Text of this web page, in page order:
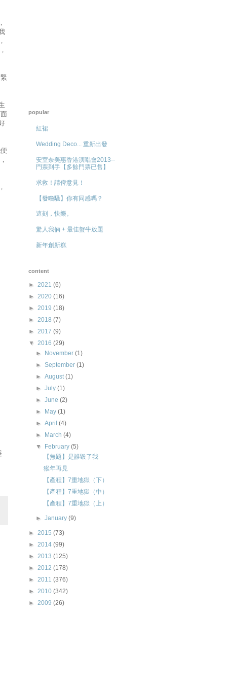
popular
紅裙
Wedding Deco... 重新出發
安室奈美惠香港演唱會2013--
門票到手【多餘門票已售】
求救！請俾意見！
【發嚕騷】你有同感嗎？
這刻，快樂。
驚人我倆 + 最佳蟹牛放題
新年創新糕
content
► 2021 (6)
► 2020 (16)
► 2019 (18)
► 2018 (7)
► 2017 (9)
▼ 2016 (29)
►
November(1)
►September(1)
►August(1)
►July(1)
►June(2)
►
May(1)
►April(4)
►
March(4)
▼
February(5)
【無題】是誰毀了我
猴年再見
【產程】7重地獄（下）
【產程】7重地獄（中）
【產程】7重地獄（上）
►January(9)
► 2015 (73)
► 2014 (99)
► 2013 (125)
► 2012 (178)
► 2011 (376)
► 2010 (342)
► 2009 (26)